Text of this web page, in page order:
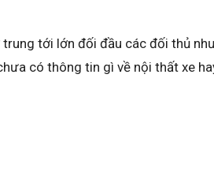
tới lớn đối đầu các đối thủ
có thông tin gì về nội thất xe